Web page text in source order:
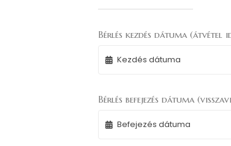
Bérlés kezdés dátuma (átvétel
Bérlés befejezés dátuma